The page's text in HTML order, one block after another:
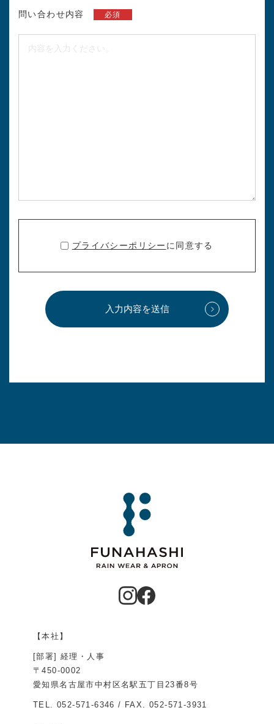
問い合わせ内容 必須
プライバシーポリシー に同意する
入力内容を送信
【本社】
[部署] 経理・人事
〒450-0002
愛知県名古屋市中村区名駅五丁目23番8号
TEL. 052-571-6346 / FAX. 052-571-3931